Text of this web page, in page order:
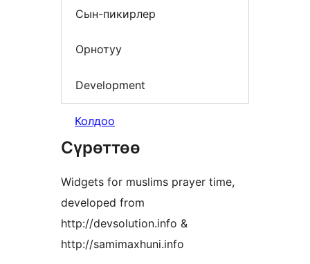
Сын-пикирлер
Орнотуу
Development
Колдоо
Сүрөттөө
Widgets for muslims prayer time,
developed from
http://devsolution.info &
http://samimaxhuni.info